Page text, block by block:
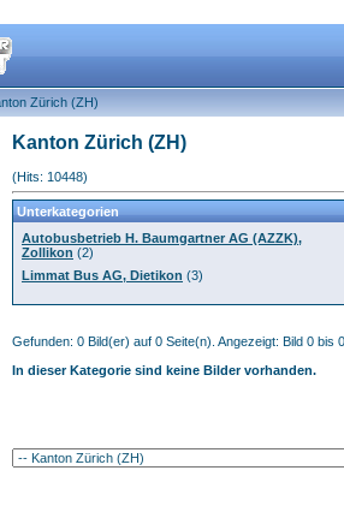
Zürich (ZH)
Kanton Zürich (ZH)
(Hits: 10448)
Unterkategorien
Autobusbetrieb H. Baumgartner AG (AZZK),
Zollikon (2)
Limmat Bus AG, Dietikon (3)
Gefunden: 0 Bild(er) auf 0 Seite(n). Angezeigt: Bild 0 bis 0.
In dieser Kategorie sind keine Bilder vorhanden.